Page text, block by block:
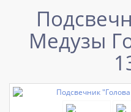
Медузы